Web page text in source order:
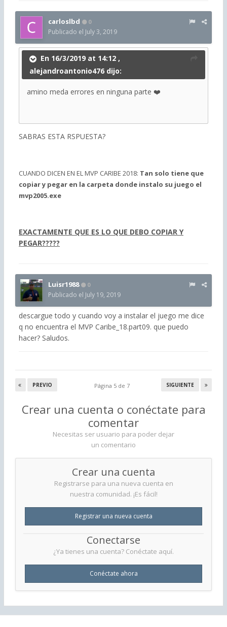
carloslbd 0
Publicado el July 3, 2019
En 16/3/2019 at 14:12 ,
alejandroantonio476 dijo:
amino meda errores en ninguna parte ❤️
SABRAS ESTA RSPUESTA?
CUANDO DICEN EN EL MVP CARIBE 2018: Tan solo tiene que
copiar y pegar en la carpeta donde instalo su juego el
mvp2005.exe
EXACTAMENTE QUE ES LO QUE DEBO COPIAR Y
PEGAR?????
Luisr1988 0
Publicado el July 19, 2019
descargue todo y cuando voy a instalar el juego me dice
q no encuentra el MVP Caribe_18.part09. que puedo
hacer? Saludos.
PREVIO SIGUIENTE
Página 5 de 7
Crear una cuenta o conéctate para
comentar
Necesitas ser usuario para poder dejar
un comentario
Crear una cuenta
Registrarse para una nueva cuenta en
nuestra comunidad. ¡Es fácil!
Registrar una nueva cuenta
Conectarse
¿Ya tienes una cuenta? Conéctate aquí.
Conéctate ahora